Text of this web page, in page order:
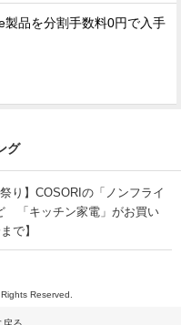
製品を分割手数料0円で入手
グ
り】COSORIの「ノンフライ
「キッチン家電」がお買い
で】
Reserved.